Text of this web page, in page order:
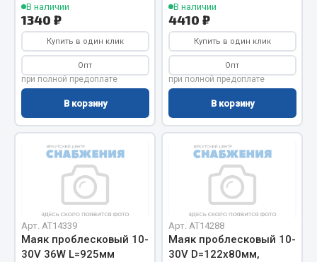
Сцепление
Тормозная система
Показать ещё
Весь раздел
Запчасти ЯМЗ
Двигатель
Система питания
Система выпуска газа
Система охлаждения
Коробка передач
В наличии
1340 ₽
Купить в один клик
Опт
при полной предоплате
В корзину
В наличии
4410 ₽
Купить в один клик
Опт
при полной предоплате
В корзину
Арт. AT14339
Маяк проблесковый 10-
30V 36W L=925мм
Арт. AT14288
Маяк проблесковый 10-
30V D=122х80мм,